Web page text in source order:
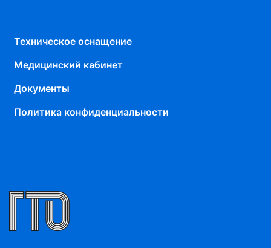
Техническое оснащение
Медицинский кабинет
Документы
Политика конфиденциальности